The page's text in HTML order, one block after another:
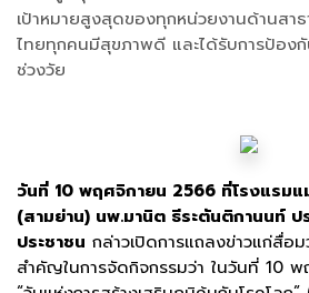
เป้าหมายสูงสุดของทุกหน่วยงานด้านสา
ไทยทุกคนมีสุขภาพดี และได้รับการป้องกั
ช่วงวัย
วันที่ 10 พฤศจิกายน 2566 ที่โรงแรม
(สามย่าน) นพ.มานิต ธีระตันติกานนท์ ป
ประชาชน กล่าวเปิดการแถลงข่าวแก่สื่อ
สำคัญในการจัดกิจกรรมว่า ในวันที่ 10